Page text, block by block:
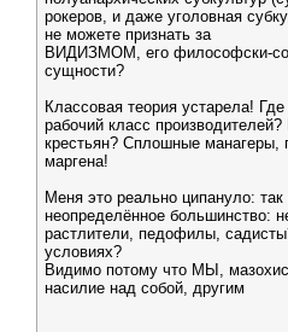
рокеров, и даже уголовная
не можете признать за
ВИДИЗМОМ, его философски-
сущности?
Классовая теория устарела!
рабочий класс
крестьян? Сплошные манагеры,
маргена!
Меня это реально ципануло:
неопределённое большинство:
растлители, педофилы,
условиях?
Видимо потому что МЫ,
насилие над собой, другим